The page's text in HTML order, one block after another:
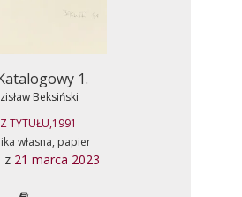
1.
Beksiński
TYTUŁU,1991
własna, papier
z 21 marca 2023